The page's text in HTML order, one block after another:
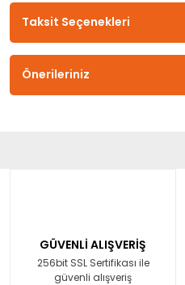
Taksit Seçenekleri
Önerileriniz
GÜVENLİ ALIŞVERİŞ
256bit SSL Sertifikası ile
güvenli alışveriş